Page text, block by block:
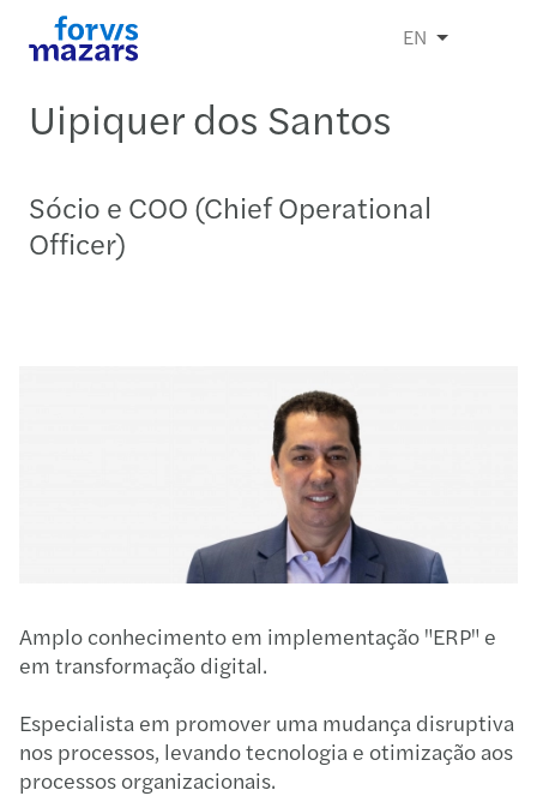
EN
Uipiquer dos Santos
Sócio e COO (Chief Operational
Officer)
Amplo conhecimento em implementação "ERP" e
em transformação digital.
Especialista em promover uma mudança disruptiva
nos processos, levando tecnologia e otimização aos
processos organizacionais.